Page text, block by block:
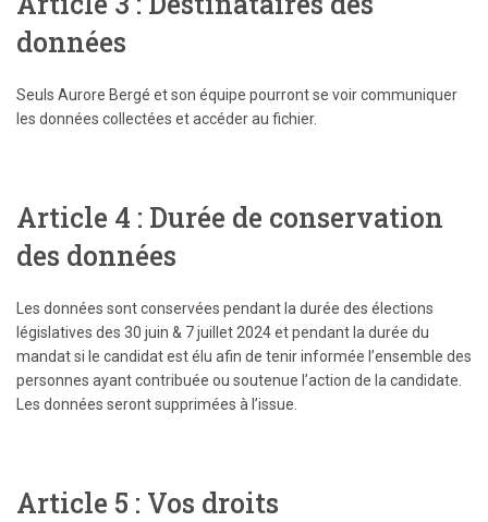
données
Seuls Aurore Bergé et son équipe pourront se voir communiquer
les données collectées et accéder au fichier.
Article 4 : Durée de conservation
des données
Les données sont conservées pendant la durée des élections
législatives des 30 juin & 7 juillet 2024 et pendant la durée du
mandat si le candidat est élu afin de tenir informée l’ensemble des
personnes ayant contribuée ou soutenue l’action de la candidate.
Les données seront supprimées à l’issue.
Article 5 : Vos droits